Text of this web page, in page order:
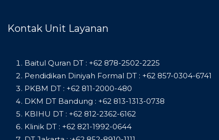
Kontak Unit Layanan
Baitul Quran DT : +62 878-2502-2225
Pendidikan Diniyah Formal DT : +62 857-0304-6741
PKBM DT : +62 811-2000-480
DKM DT Bandung : +62 813-1313-0738
KBIHU DT : +62 812-2362-6162
Klinik DT : +62 821-1992-0644